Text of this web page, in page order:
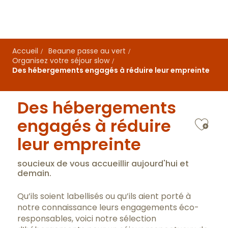
principal
Accueil
Beaune passe au vert
Organisez votre séjour slow
Des hébergements engagés à réduire leur empreinte
Des hébergements
engagés à réduire
leur empreinte
soucieux de vous accueillir aujourd'hui et
demain.
Qu’ils soient labellisés ou qu’ils aient porté à
notre connaissance leurs engagements éco-
responsables, voici notre sélection